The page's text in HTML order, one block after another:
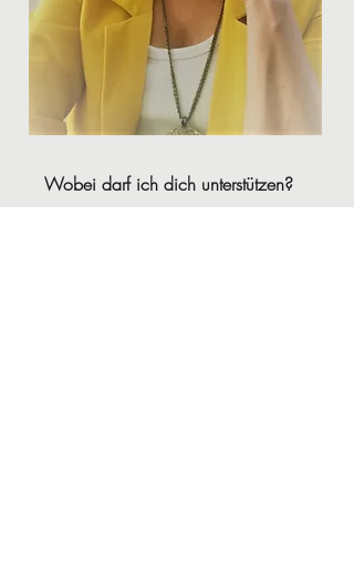
Wobei darf ich dich unterstützen?